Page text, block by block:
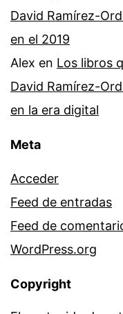
David Ramírez-
en el 2019
Alex en Los libros
David Ramírez-
en la era digital
Meta
Acceder
Feed de entradas
Feed de
WordPress.org
Copyright